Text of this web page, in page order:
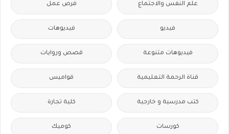
علم النفس والاجتماع فرص عمل
فيديو فيديوهات
فيديوهات متنوعة قصص وروايات
قناة الرحمة التعليمية قواميس
كتب مدرسية و خارجية كلية تجارة
كورسات كوميك